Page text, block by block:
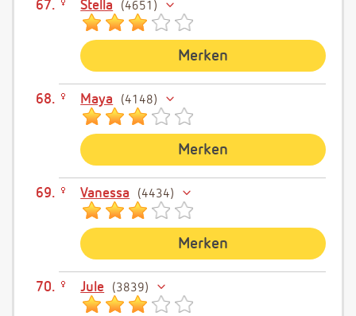
Stella 4651
Merken
Maya 4148
Merken
Vanessa 4434
Merken
Jule 3839